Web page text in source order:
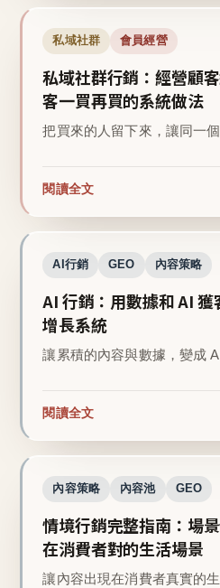
私域社群 會員經營
私域社群行銷：經營顧
客一買再買的系統做法
把買來的人留下來，讓同一個
閱讀全文
AI行銷 GEO 內容策略
AI 行銷：用數據和 AI
增長系統
讓累積的內容與數據，變成
閱讀全文
內容策略 內容池 GEO
情境行銷完整指南：場
在消費者對的生活場景
讓內容出現在消費者真實的生